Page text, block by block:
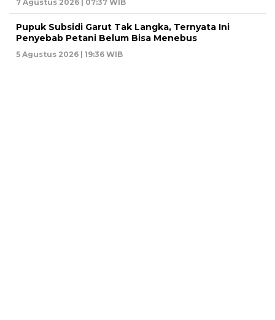
7 Agustus 2026 | 07:37 WIB
Pupuk Subsidi Garut Tak Langka, Ternyata Ini
Penyebab Petani Belum Bisa Menebus
5 Agustus 2026 | 19:36 WIB